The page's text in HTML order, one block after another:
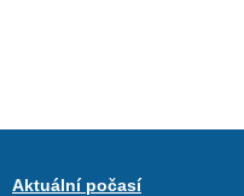
Aktuální počasí